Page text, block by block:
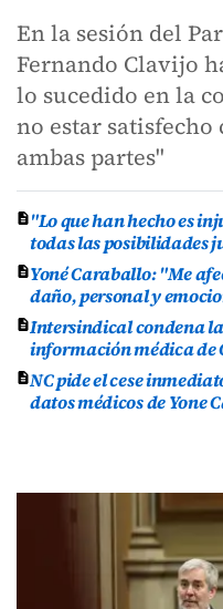
En la sesión del
Fernando Clavijo
lo sucedido en la
no estar
ambas partes"
"Lo que han hecho es
todas las posibilidades
Yoné Caraballo: "Me
daño, personal y
Intersindical condena
información médica de
NC pide el cese
datos médicos de Yone